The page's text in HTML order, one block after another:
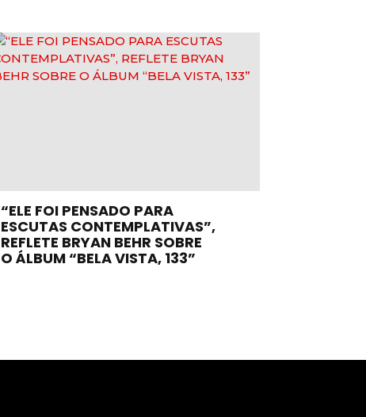
“ELE FOI PENSADO PARA
ESCUTAS CONTEMPLATIVAS”,
REFLETE BRYAN BEHR SOBRE
O ÁLBUM “BELA VISTA, 133”